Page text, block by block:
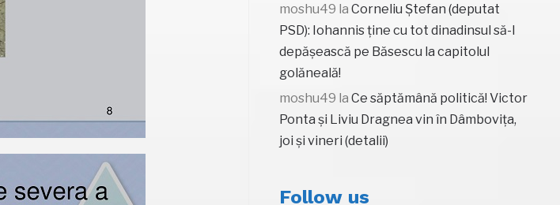
moshu49 la Corneliu Ștefan (deputat
PSD): Iohannis ține cu tot dinadinsul să-l
depășească pe Băsescu la capitolul
golăneală!
moshu49 la Ce săptămână politică! Victor
Ponta și Liviu Dragnea vin în Dâmbovița,
joi și vineri (detalii)
Follow us